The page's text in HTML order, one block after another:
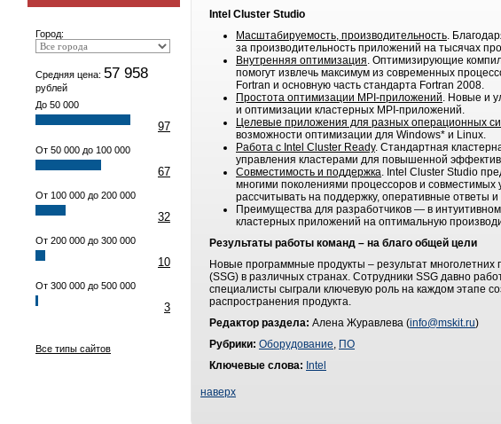
Город:
Средняя цена: 57 958
рублей
До 50 000
97
От 50 000 до 100 000
67
От 100 000 до 200 000
32
От 200 000 до 300 000
10
От 300 000 до 500 000
3
Все типы сайтов
Intel Cluster Studio
Масштабируемость, производительность.
за производительность приложений на тысячах
Внутренняя оптимизация. Оптимизирующие
помогут извлечь максимум из современных
Fortran и основную часть стандарта Fortran 2008.
Простота оптимизации MPI-приложений. Новые и
и оптимизации кластерных MPI-приложений.
Целевые приложения для разных операционных
возможности оптимизации для Windows* и Linux.
Работа с Intel Cluster Ready. Стандартная
управления кластерами для повышенной
Совместимость и поддержка. Intel Cluster Studio
многими поколениями процессоров и совместимых
рассчитывать на поддержку, оперативные ответы
Преимущества для разработчиков — в
кластерных приложений на оптимальную
Результаты работы команд – на благо общей цели
Новые программные продукты – результат
(SSG) в различных странах. Сотрудники SSG давно
специалисты сыграли ключевую роль на каждом этапе
распространения продукта.
Редактор раздела: Алена Журавлева (info@mskit.ru)
Рубрики: Оборудование, ПО
Ключевые слова: Intel
наверх